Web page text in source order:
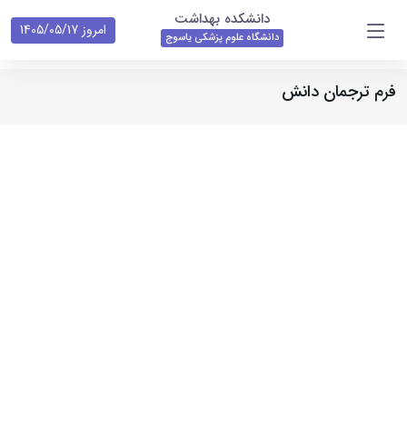
دانشکده بهداشت
دانشگاه علوم پزشکی یاسوج امروز 1405/05/17
فرم ترجمان دانش